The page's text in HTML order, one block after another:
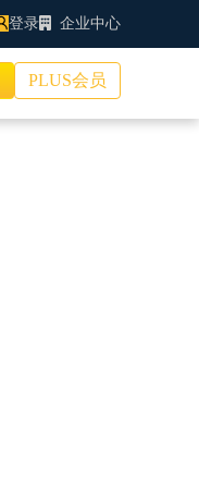
登录 企业中心
PLUS会员